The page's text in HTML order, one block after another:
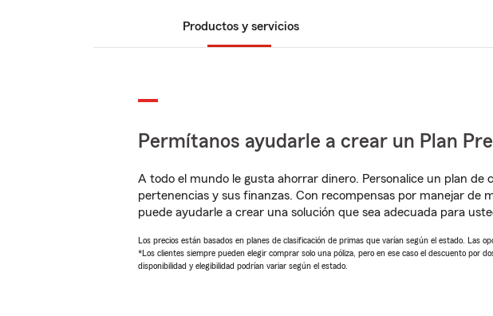
Productos y servicios
Permítanos ayudarle a crear un Plan
A todo el mundo le gusta ahorrar dinero. Personalice un plan
pertenencias y sus finanzas. Con recompensas por manejar de
puede ayudarle a crear una solución que sea adecuada para
Los precios están basados en planes de clasificación de primas que varían según el estado. Las
*Los clientes siempre pueden elegir comprar solo una póliza, pero en ese caso el descuento por
disponibilidad y elegibilidad podrían variar según el estado.